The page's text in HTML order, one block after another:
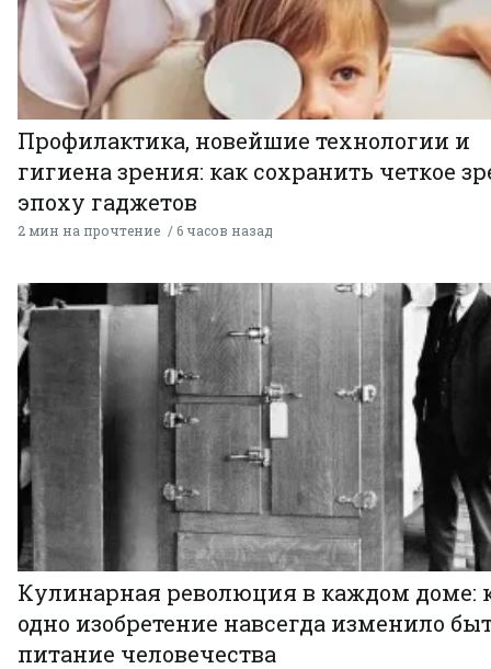
Профилактика, новейшие технологии и
гигиена зрения: как сохранить четкое
эпоху гаджетов
2 мин на прочтение 6 часов назад
Кулинарная революция в каждом доме:
одно изобретение навсегда изменило
питание человечества